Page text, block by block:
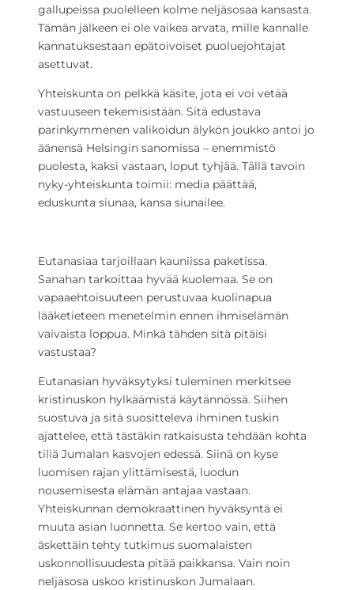
gallupeissa puolelleen kolme neljäsosaa kansasta.
Tämän jälkeen ei ole vaikea arvata, mille kannalle
kannatuksestaan epätoivoiset puoluejohtajat
asettuvat.
Yhteiskunta on pelkkä käsite, jota ei voi vetää
vastuuseen tekemisistään. Sitä edustava
parinkymmenen valikoidun älykön joukko antoi jo
äänensä Helsingin sanomissa – enemmistö
puolesta, kaksi vastaan, loput tyhjää. Tällä tavoin
nyky-yhteiskunta toimii: media päättää,
eduskunta siunaa, kansa siunailee.
Eutanasiaa tarjoillaan kauniissa paketissa.
Sanahan tarkoittaa hyvää kuolemaa. Se on
vapaaehtoisuuteen perustuvaa kuolinapua
lääketieteen menetelmin ennen ihmiselämän
vaivaista loppua. Minkä tähden sitä pitäisi
vastustaa?
Eutanasian hyväksytyksi tuleminen merkitsee
kristinuskon hylkäämistä käytännössä. Siihen
suostuva ja sitä suositteleva ihminen tuskin
ajattelee, että tästäkin ratkaisusta tehdään kohta
tiliä Jumalan kasvojen edessä. Siinä on kyse
luomisen rajan ylittämisestä, luodun
nousemisesta elämän antajaa vastaan.
Yhteiskunnan demokraattinen hyväksyntä ei
muuta asian luonnetta. Se kertoo vain, että
äskettäin tehty tutkimus suomalaisten
uskonnollisuudesta pitää paikkansa. Vain noin
neljäsosa uskoo kristinuskon Jumalaan.